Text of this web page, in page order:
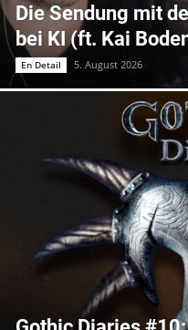
Die Sendung mit
bei KI (ft. Kai
En Detail 5. August 2026